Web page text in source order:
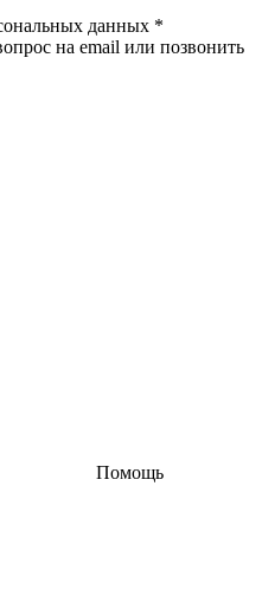
данных *
на email или позвонить
Помощь